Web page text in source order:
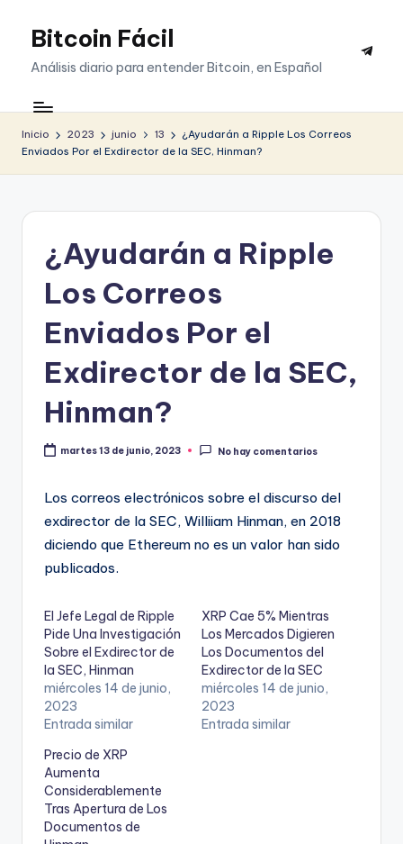
SaltarBitcoin Fácil
Análisis diario para entender Bitcoin, en Español
Inicio 2023 junio 13
¿Ayudarán a Ripple Los Correos
Enviados Por el Exdirector de la SEC, Hinman?
¿Ayudarán a Ripple
Los Correos
Enviados Por el
Exdirector de la SEC,
Hinman?
martes 13 de junio, 2023 No hay comentarios
Los correos electrónicos sobre el discurso del
exdirector de la SEC, Williiam Hinman, en 2018
diciendo que Ethereum no es un valor han sido
publicados.
El Jefe Legal de Ripple
Pide Una Investigación
Sobre el Exdirector de
la SEC, Hinman
miércoles 14 de junio,
2023
Entrada similar
XRP Cae 5% Mientras
Los Mercados Digieren
Los Documentos del
Exdirector de la SEC
miércoles 14 de junio,
2023
Entrada similar
Precio de XRP
Aumenta
Considerablemente
Tras Apertura de Los
Documentos de